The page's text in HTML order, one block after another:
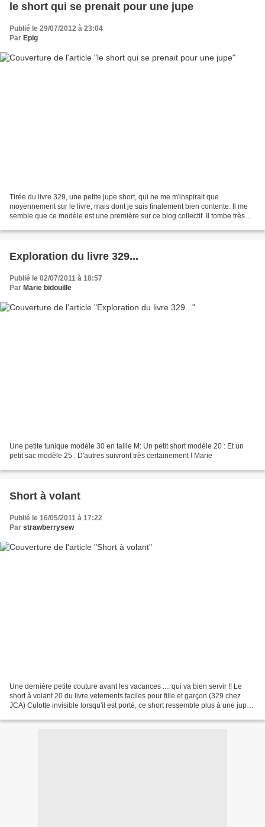
le short qui se prenait pour une jupe
Publié le 29/07/2012 à 23:04
Par Epig
Tirée du livre 329, une petite jupe short, qui ne me m'inspirait que
moyennement sur le livre, mais dont je suis finalement bien contente. Il me
semble que ce modèle est une première sur ce blog collectif. Il tombe très
Exploration du livre 329...
Publié le 02/07/2011 à 18:57
Par Marie bidouille
Une petite tunique modèle 30 en taille M: Un petit short modèle 20 : Et un
petit sac modèle 25 : D'autres suivront très certainement ! Marie
Short à volant
Publié le 16/05/2011 à 17:22
Par strawberrysew
Une dernière petite couture avant les vacances .... qui va bien servir !! Le
short à volant 20 du livre vetements faciles pour fille et garçon (329 chez
JCA) Culotte invisible lorsqu'il est porté, ce short ressemble plus à une jupe